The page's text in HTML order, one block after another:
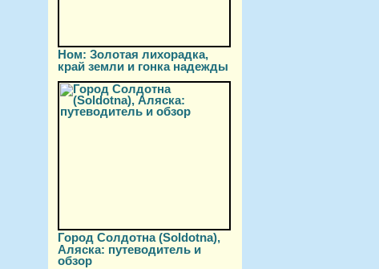
Ном: Золотая лихорадка,
край земли и гонка надежды
Город Солдотна (Soldotna),
Аляска: путеводитель и
обзор